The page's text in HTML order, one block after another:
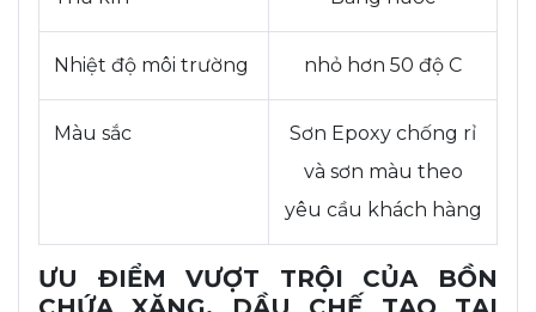
Nhiệt độ môi trường nhỏ hơn 50 độ C
Màu sắc
Sơn Epoxy chống rỉ
và sơn màu theo
yêu cầu khách hàng
ƯU ĐIỂM VƯỢT TRỘI CỦA BỒN